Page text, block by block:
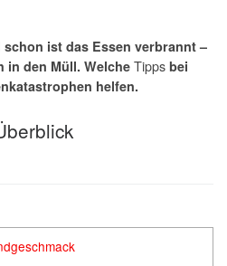
ist das Essen verbrannt –
in den Müll. Welche Tipps bei
helfen.